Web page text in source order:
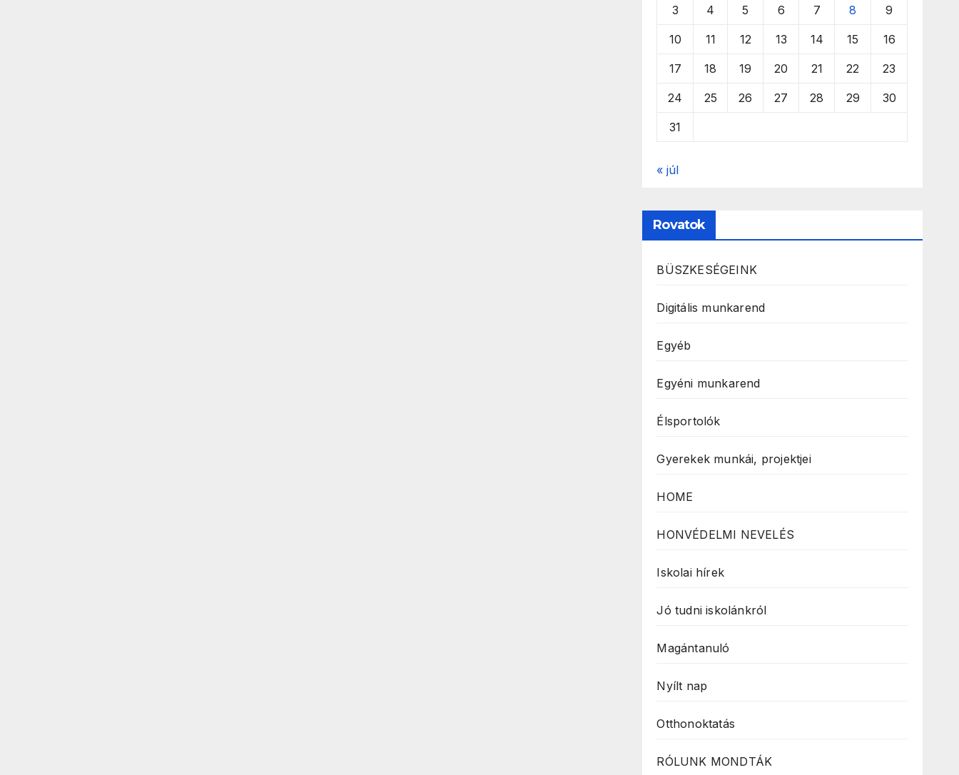
3 4 5 6 7 8 9
10 11 12 13 14 15 16
17 18 19 20 21 22 23
24 25 26 27 28 29 30
31
« júl
Rovatok
BÜSZKESÉGEINK
Digitális munkarend
Egyéb
Egyéni munkarend
Élsportolók
Gyerekek munkái, projektjei
HOME
HONVÉDELMI NEVELÉS
Iskolai hírek
Jó tudni iskolánkról
Magántanuló
Nyílt nap
Otthonoktatás
RÓLUNK MONDTÁK